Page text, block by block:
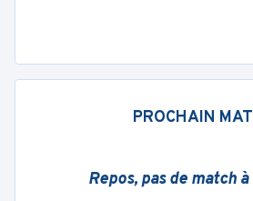
PROCHAIN
Repos, pas de match